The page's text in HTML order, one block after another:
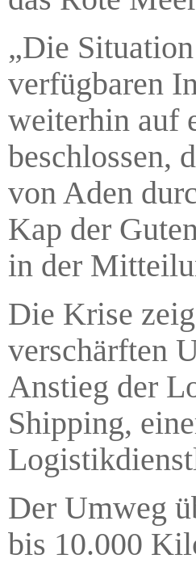
„Die
verfügbaren
weiterhin auf
beschlossen,
von Aden
Kap der
in der
Die Krise
verschärften
Anstieg der
Shipping,
Der Umweg
bis 10.000